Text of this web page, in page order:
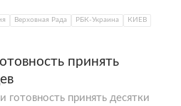
Верховная Рада РБК-Украина
КИЕВ
принять
готовность принять десятки